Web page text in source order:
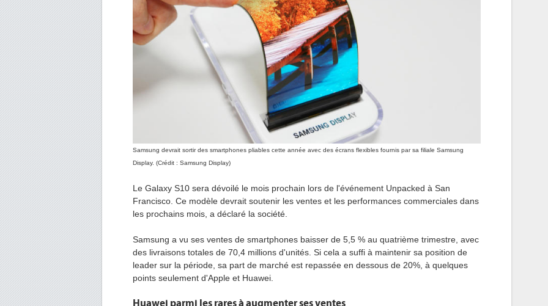
Samsung devrait sortir des smartphones pliables cette année avec des écrans flexibles fournis par sa filiale Samsung
Display. (Crédit : Samsung Display)
Le Galaxy S10 sera dévoilé le mois prochain lors de l'événement Unpacked à San
Francisco. Ce modèle devrait soutenir les ventes et les performances commerciales dans
les prochains mois, a déclaré la société.
Samsung a vu ses ventes de smartphones baisser de 5,5 % au quatrième trimestre, avec
des livraisons totales de 70,4 millions d'unités. Si cela a suffi à maintenir sa position de
leader sur la période, sa part de marché est repassée en dessous de 20%, à quelques
points seulement d'Apple et Huawei.
Huawei parmi les rares à augmenter ses ventes